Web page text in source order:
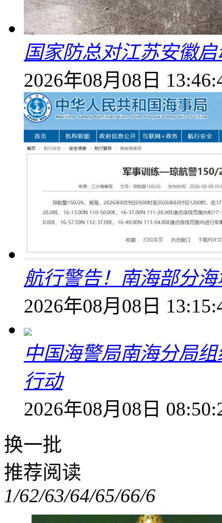
国家防总对江苏安徽
2026年08月08日
航行警告！南海部分
2026年08月08日
中国海警局南海分局
行动
2026年08月08日
换一批
推荐阅读
1/62/63/64/65/66/6